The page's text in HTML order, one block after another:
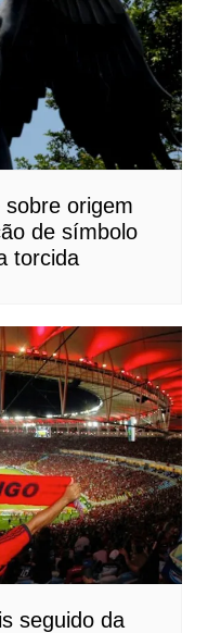
origem
de símbolo
torcida
seguido da